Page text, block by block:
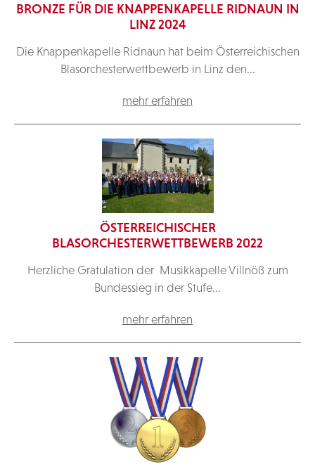
BRONZE FÜR DIE KNAPPENKAPELLE RIDNAUN IN
LINZ 2024
Die Knappenkapelle Ridnaun hat beim Österreichischen
Blasorchesterwettbewerb in Linz den...
mehr erfahren
ÖSTERREICHISCHER
BLASORCHESTERWETTBEWERB 2022
Herzliche Gratulation der Musikkapelle Villnöß zum
Bundessieg in der Stufe...
mehr erfahren